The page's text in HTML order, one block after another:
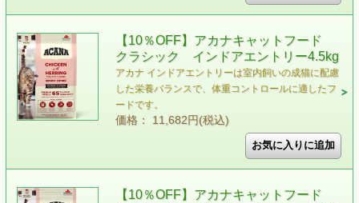
【10％OFF】アカナキャットフード
クラシック インドアエントリー4.5kg
アカナ インドアエントリーは室内飼いの成猫に配慮
した栄養バランスで、体重コントロールに適したフ
ードです。
価格： 11,682円(税込)
【10％OFF】アカナキャットフード